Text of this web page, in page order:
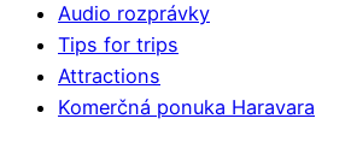
Audio rozprávky
Tips for trips
Attractions
Komerčná ponuka Haravara